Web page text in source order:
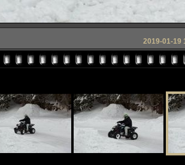
2019-01-19